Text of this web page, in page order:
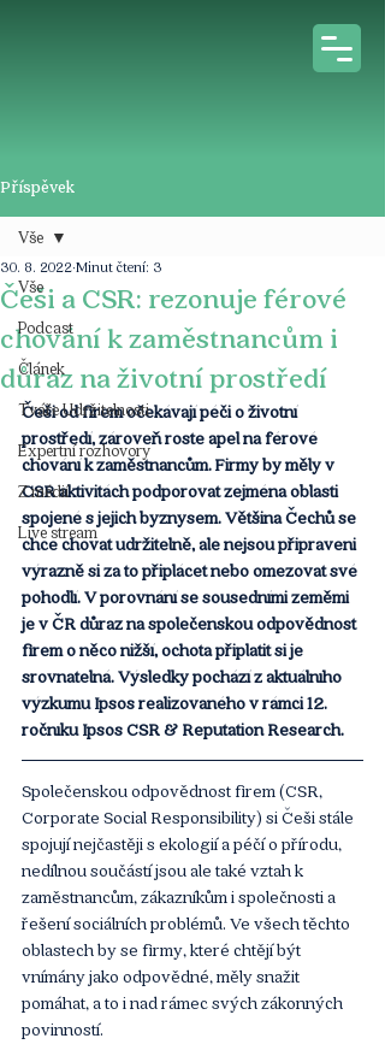
Příspěvek
Vše
Podcast
Článek
Tváře Udržitelnosti
Expertní rozhovory
Z médií
Live stream
Vše
Češi a CSR: rezonuje férové
chování k zaměstnancům i
důraz na životní prostředí
30. 8. 2022 Minut čtení: 3
Češi od firem očekávají péči o životní
prostředí, zároveň roste apel na férové
chování k zaměstnancům. Firmy by měly v
CSR aktivitách podporovat zejména oblasti
spojené s jejich byznysem. Většina Čechů se
chce chovat udržitelně, ale nejsou připraveni
výrazně si za to připlácet nebo omezovat své
pohodlí. V porovnání se sousedními zeměmi
je v ČR důraz na společenskou odpovědnost
firem o něco nižší, ochota připlatit si je
srovnatelná. Výsledky pochází z aktuálního
výzkumu Ipsos realizovaného v rámci 12.
ročníku Ipsos CSR & Reputation Research.
Společenskou odpovědnost firem (CSR,
Corporate Social Responsibility) si Češi stále
spojují nejčastěji s ekologií a péčí o přírodu,
nedílnou součástí jsou ale také vztah k
zaměstnancům, zákazníkům i společnosti a
řešení sociálních problémů. Ve všech těchto
oblastech by se firmy, které chtějí být
vnímány jako odpovědné, měly snažit
pomáhat, a to i nad rámec svých zákonných
povinností.